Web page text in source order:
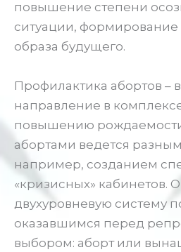
повышение степени
ситуации, формирование
образа будущего.
Профилактика абортов –
направление в
повышению
абортами ведется
например, созданием
«кризисных» кабинетов.
двухуровневую
оказавшимся перед
выбором: аборт или